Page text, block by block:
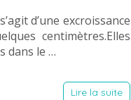
d’une excroissance
centimètres.Elles
dans le …
Lire la suite